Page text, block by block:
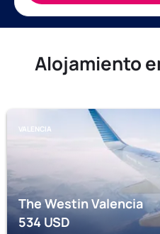
Alojamiento
VALENCIA
The Westin Valencia
534USD